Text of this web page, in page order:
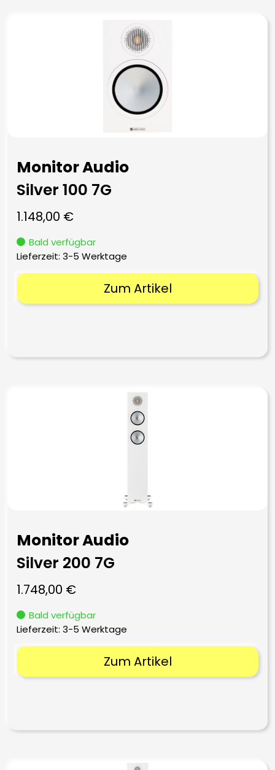
Monitor Audio
Silver 100 7G
1.148,00 €
Bald verfügbar
Lieferzeit: 3-5 Werktage
Zum Artikel
Monitor Audio
Silver 200 7G
1.748,00 €
Bald verfügbar
Lieferzeit: 3-5 Werktage
Zum Artikel